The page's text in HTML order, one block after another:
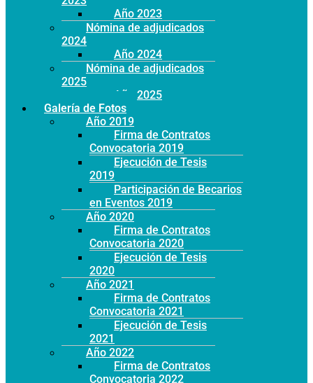
Año 2023
Nómina de adjudicados
2024
Año 2024
Nómina de adjudicados
2025
Año 2025
Galería de Fotos
Año 2019
Firma de Contratos
Convocatoria 2019
Ejecución de Tesis
2019
Participación de Becarios
en Eventos 2019
Año 2020
Firma de Contratos
Convocatoria 2020
Ejecución de Tesis
2020
Año 2021
Firma de Contratos
Convocatoria 2021
Ejecución de Tesis
2021
Año 2022
Firma de Contratos
Convocatoria 2022